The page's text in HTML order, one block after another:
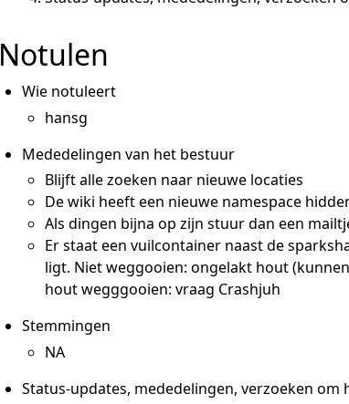
Notulen
Wie notuleert
hansg
Mededelingen van het bestuur
Blijft alle zoeken naar nieuwe locaties
De wiki heeft een nieuwe namespace
Als dingen bijna op zijn stuur dan een
Er staat een vuilcontainer naast de
ligt. Niet weggooien: ongelakt hout
hout wegggooien: vraag Crashjuh
Stemmingen
NA
Status-updates, mededelingen, verzoeken om